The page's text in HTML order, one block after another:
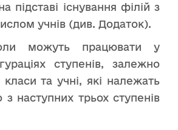
підставі існування філій з
учнів (див. Додаток).
можуть працювати у
ступенів, залежно
класи та учні, які належать
з наступних трьох ступенів